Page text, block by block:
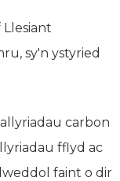
sy'n ystyried
carbon
fflyd ac
faint o dir